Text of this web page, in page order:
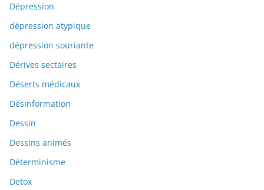
Dépression
dépression atypique
dépression souriante
Dérives sectaires
Déserts médicaux
Désinformation
Dessin
Dessins animés
Déterminisme
Detox